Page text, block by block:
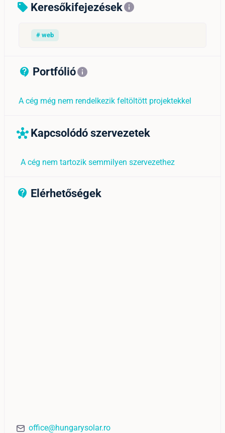
sell Keresőkifejezésekinfo
# web
contact_support_outline
Portfólióinfo
A cég még nem rendelkezik feltöltött projektekkel
hub Kapcsolódó szervezetek
A cég nem tartozik semmilyen szervezethez
contact_support_outline
Elérhetőségek
office@hungarysolar.ro